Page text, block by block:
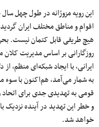
این رویه مزورّانه در طول چهل
اقوام و مناطق مختلف ایران
هیچ طریقی قابل کتمان نیست.
روزگارانی بر اساس مدیریت
ایرانی، با ایجاد شبکه‌ای منظم،
به شمار می‌آمد، هم‌اکنون با
قومی‌ به تهدیدی جدی برای
و خطر این تهدید در آینده
خواهد شد.